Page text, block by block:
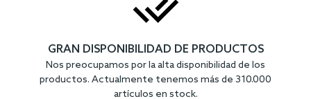
GRAN DISPONIBILIDAD DE PRODUCTOS
Nos preocupamos por la alta disponibilidad de los
productos. Actualmente tenemos más de 310.000
artículos en stock.